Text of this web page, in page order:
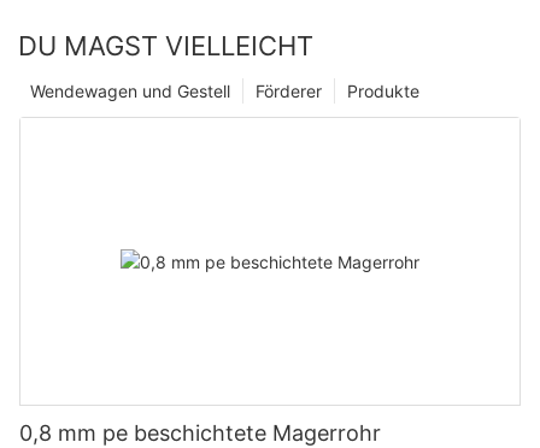
DU MAGST VIELLEICHT
Produkte
Förderer
Wendewagen und Gestell
0,8 mm pe beschichtete Magerrohr